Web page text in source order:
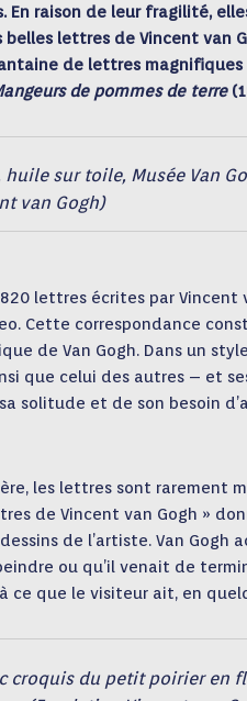
En raison de leur fragilité,
belles lettres de Vincent van
de lettres magnifiques
de pommes de terre
sur toile, Musée Van
van Gogh)
lettres écrites par
Cette correspondance
de Van Gogh. Dans un
que celui des autres – et
solitude et de son besoin
les lettres sont rarement
de Vincent van Gogh »
de l’artiste. Van Gogh
ou qu’il venait de
ce que le visiteur ait, en
croquis du petit poirier en